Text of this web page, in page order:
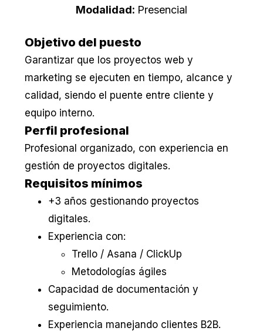
Modalidad: Presencial
Objetivo del puesto
Garantizar que los proyectos web y
marketing se ejecuten en tiempo, alcance y
calidad, siendo el puente entre cliente y
equipo interno.
Perfil profesional
Profesional organizado, con experiencia en
gestión de proyectos digitales.
Requisitos mínimos
+3 años gestionando proyectos
digitales.
Experiencia con:
Trello / Asana / ClickUp
Metodologías ágiles
Capacidad de documentación y
seguimiento.
Experiencia manejando clientes B2B.